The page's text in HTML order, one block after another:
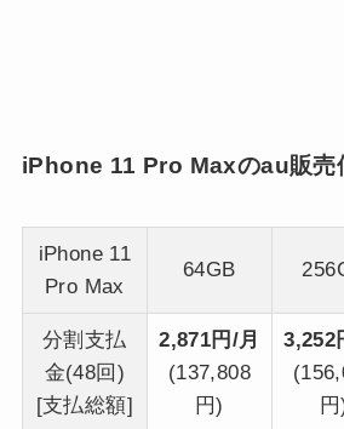
iPhone 11 Pro Maxのau販売
iPhone 11
Pro Max
64GB
分割支払
金(48回)
[支払総額]
2,871円/月
(137,808
円)
3,252